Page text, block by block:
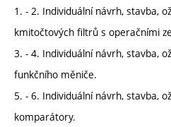
1. - 2. Individuální návrh, stavba,
kmitočtových filtrů s operačními
3. - 4. Individuální návrh, stavba,
funkčního měniče.
5. - 6. Individuální návrh, stavba,
komparátory.